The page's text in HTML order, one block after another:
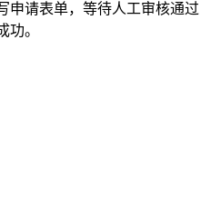
申请表单，等待人工审核通过
功。